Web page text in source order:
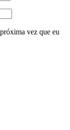
vez que eu